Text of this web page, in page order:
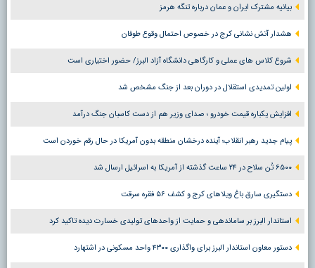
بیانیه مشترک ایران و عمان درباره تنگه هرمز
هشدار آتش نشانی کرج در خصوص احتمال وقوع طوفان
شروع کلاس های عملی و کارگاهی دانشگاه آزاد البرز/ حضور اختیاری است
اولین تمدیدی استقلال در دوران بعد از جنگ مشخص شد
افزایش یکباره قیمت خودرو ؛ صدای وزیر هم از دست کاسبان جنگ درآمد
پیام جدید رهبر انقلاب؛ آینده درخشان منطقه بدون آمریکا در حال رقم خوردن است
۶۵۰۰ تُن سلاح در ۲۴ ساعت گذشته از آمریکا به اسرائیل ارسال شد
دستگیری سارق باغ ویلاهای کرج و کشف ۵۶ فقره سرقت
استاندار البرز بر ساماندهی و حمایت از واحدهای تولیدی خسارت دیده تاکید کرد
دستور معاون استاندار البرز برای واگذاری ۴۳۰۰ واحد مسکونی در اشتهارد